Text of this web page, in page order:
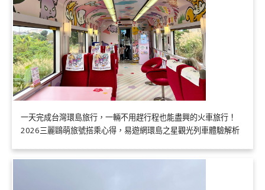
一天完成台灣環島旅行，一輛不用趕行程也能盡興的火車旅行！
2026三麗鷗萌旅號搭乘心得，易遊網環島之星觀光列車體驗解析